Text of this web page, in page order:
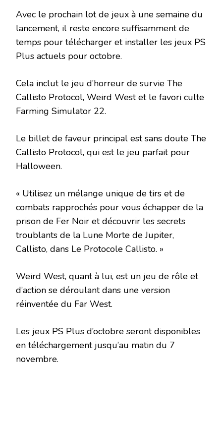
Avec le prochain lot de jeux à une semaine du
lancement, il reste encore suffisamment de
temps pour télécharger et installer les jeux PS
Plus actuels pour octobre.
Cela inclut le jeu d’horreur de survie The
Callisto Protocol, Weird West et le favori culte
Farming Simulator 22.
Le billet de faveur principal est sans doute The
Callisto Protocol, qui est le jeu parfait pour
Halloween.
« Utilisez un mélange unique de tirs et de
combats rapprochés pour vous échapper de la
prison de Fer Noir et découvrir les secrets
troublants de la Lune Morte de Jupiter,
Callisto, dans Le Protocole Callisto. »
Weird West, quant à lui, est un jeu de rôle et
d’action se déroulant dans une version
réinventée du Far West.
Les jeux PS Plus d’octobre seront disponibles
en téléchargement jusqu’au matin du 7
novembre.